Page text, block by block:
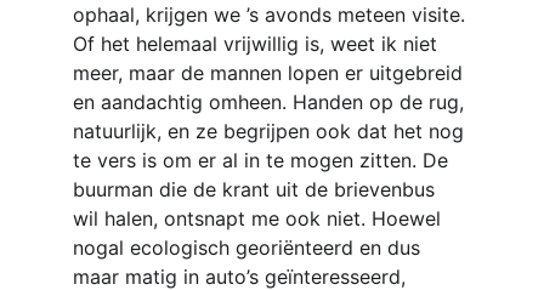
ophaal, krijgen we ’s avonds meteen visite.
Of het helemaal vrijwillig is, weet ik niet
meer, maar de mannen lopen er uitgebreid
en aandachtig omheen. Handen op de rug,
natuurlijk, en ze begrijpen ook dat het nog
te vers is om er al in te mogen zitten. De
buurman die de krant uit de brievenbus
wil halen, ontsnapt me ook niet. Hoewel
nogal ecologisch georiënteerd en dus
maar matig in auto’s geïnteresseerd,